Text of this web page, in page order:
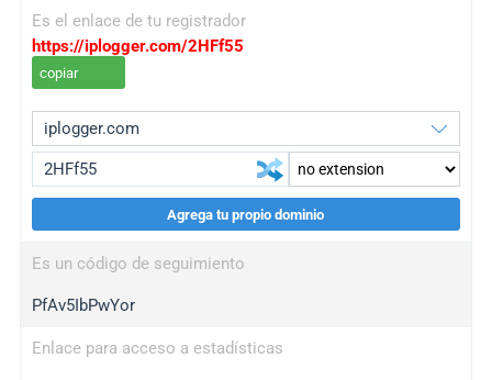
Es el enlace de tu registrador
https://iplogger.com/2HFf55
copiar
wl.gl
ed.tc
Agrega tu propio dominio
Es un código de seguimiento
PfAv5IbPwYor
Enlace para acceso a estadísticas